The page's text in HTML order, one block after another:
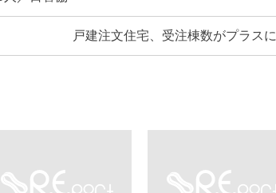
戸建注文住宅、受注棟数がプラスに